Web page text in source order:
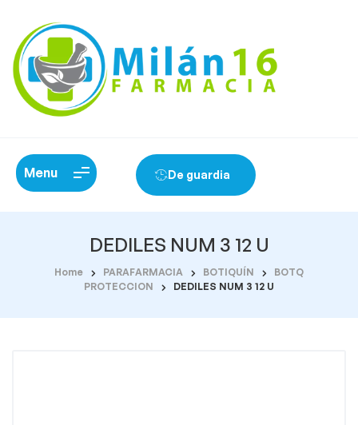
Menu De guardia
DEDILES NUM 3 12 U
Home PARAFARMACIA BOTIQUÍN
BOTQ
PROTECCION
DEDILES NUM 3 12 U